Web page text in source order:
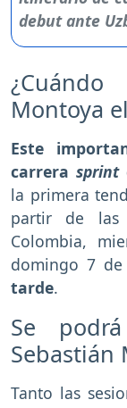
Montoya
Este
carrera sprint
la primera
partir de
Colombia,
domingo 7
tarde.
Se
Sebastián
Tanto las